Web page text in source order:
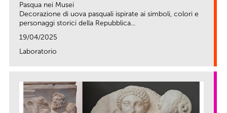
Pasqua nei Musei
Decorazione di uova pasquali ispirate ai simboli, colori e
personaggi storici della Repubblica...
19/04/2025
Laboratorio